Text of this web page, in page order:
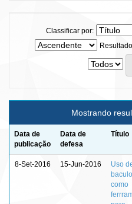
Classificar por:
Mostrando
Data de
publicação
Data de
defesa
Título
8-Set-2016 15-Jun-2016
Uso
como